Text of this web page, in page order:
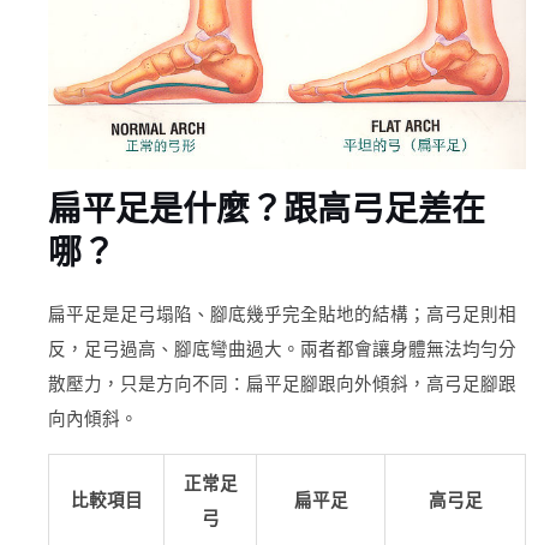
扁平足是什麼？跟高弓足差在
哪？
扁平足是足弓塌陷、腳底幾乎完全貼地的結構；高弓足則相
反，足弓過高、腳底彎曲過大。兩者都會讓身體無法均勻分
散壓力，只是方向不同：扁平足腳跟向外傾斜，高弓足腳跟
向內傾斜。
比較項目
正常足
弓
扁平足 高弓足